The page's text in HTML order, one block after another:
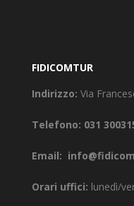
FIDICOMTUR
Indirizzo: Via
Telefono: 031
Email:
Orari uffici: lunedì/